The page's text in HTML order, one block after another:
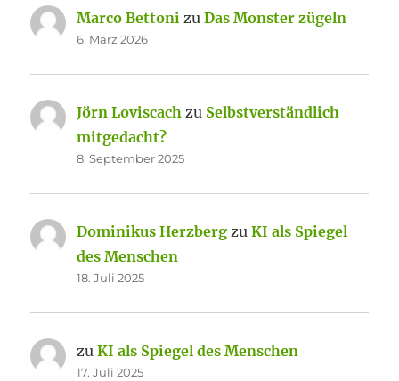
Marco Bettoni zuDas Monster zügeln
6. März 2026
Jörn Loviscach zu Selbstverständlich
mitgedacht?
8. September 2025
Dominikus Herzberg zuKI als Spiegel
des Menschen
18. Juli 2025
zuKI als Spiegel des Menschen
17. Juli 2025